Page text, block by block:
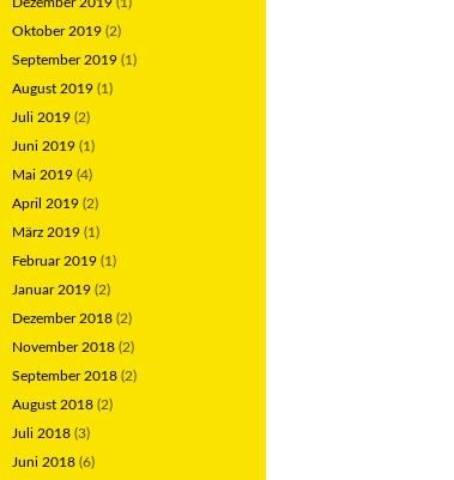
Oktober 2019 (2)
September 2019 (1)
August 2019 (1)
Juli 2019 (2)
Juni 2019 (1)
Mai 2019 (4)
April 2019 (2)
März 2019 (1)
Februar 2019 (1)
Januar 2019 (2)
Dezember 2018 (2)
November 2018 (2)
September 2018 (2)
August 2018 (2)
Juli 2018 (3)
Juni 2018 (6)